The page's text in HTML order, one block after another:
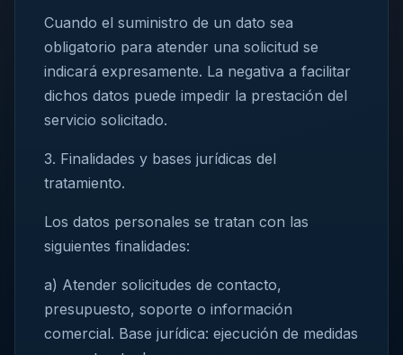
Cuando el suministro de un dato sea
obligatorio para atender una solicitud se
indicará expresamente. La negativa a facilitar
dichos datos puede impedir la prestación del
servicio solicitado.
3. Finalidades y bases jurídicas del
tratamiento.
Los datos personales se tratan con las
siguientes finalidades:
a) Atender solicitudes de contacto,
presupuesto, soporte o información
comercial. Base jurídica: ejecución de medidas